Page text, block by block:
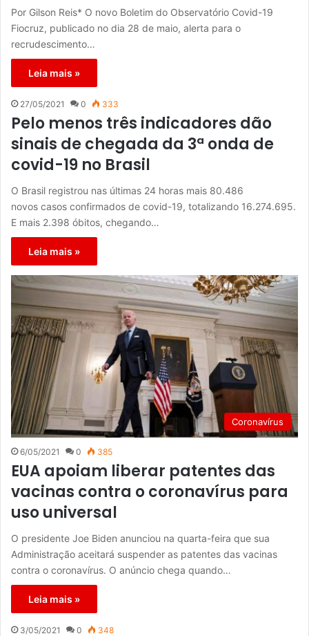
Por Gilson Reis* O novo Boletim do Observatório Covid-19
Fiocruz, publicado no dia 28 de maio, alerta para o
recrudescimento…
Leia mais »
27/05/2021 0 333
Pelo menos três indicadores dão
sinais de chegada da 3ª onda de
covid-19 no Brasil
O Brasil registrou nas últimas 24 horas mais 80.486
novos casos confirmados de covid-19, totalizando 16.274.695.
E mais 2.398 óbitos, chegando…
Leia mais »
Coronavírus
6/05/2021 0 385
EUA apoiam liberar patentes das
vacinas contra o coronavírus para
uso universal
O presidente Joe Biden anunciou na quarta-feira que sua
Administração aceitará suspender as patentes das vacinas
contra o coronavírus. O anúncio chega quando…
Leia mais »
3/05/2021 0 348